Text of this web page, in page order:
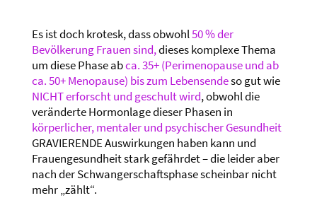
Es ist doch krotesk, dass obwohl50 % der
Bevölkerung Frauen sind,dieses komplexe Thema
um diese Phase abca. 35+ (Perimenopause und ab
ca. 50+ Menopause) bis zum Lebensendeso gut wie
NICHT erforscht und geschult wird, obwohl die
veränderte Hormonlage dieser Phasen in
körperlicher, mentaler und psychischer Gesundheit
GRAVIERENDE Auswirkungen haben kann und
Frauengesundheit stark gefährdet – die leider aber
nach der Schwangerschaftsphase scheinbar nicht
mehr „zählt“.